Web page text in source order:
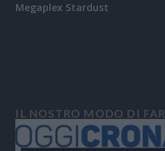
Megaplex Stardust
IL NOSTRO MODO DI